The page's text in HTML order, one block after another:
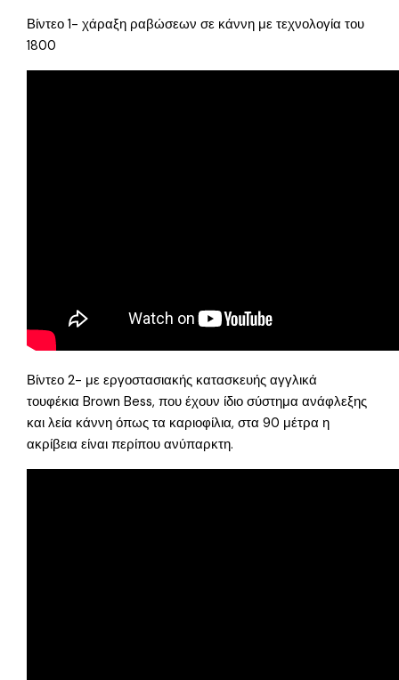
Βίντεο 1- χάραξη ραβώσεων σε κάννη με τεχνολογία του
1800
Βίντεο 2- με εργοστασιακής κατασκευής αγγλικά
τουφέκια Brown Bess, που έχουν ίδιο σύστημα ανάφλεξης
και λεία κάννη όπως τα καριοφίλια, στα 90 μέτρα η
ακρίβεια είναι περίπου ανύπαρκτη.